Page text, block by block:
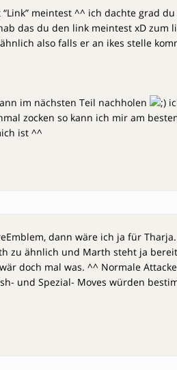
meintest ^^ ich dachte grad
das du den link meintest xD zum
also falls er an ikes stelle
im nächsten Teil nachholen
zocken so kann ich mir am
ist ^^
dann wäre ich ja für
zu ähnlich und Marth steht ja
doch mal was. ^^ Normale
und Spezial- Moves würden